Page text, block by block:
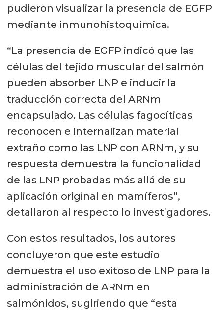
pudieron visualizar la presencia de EGFP
mediante inmunohistoquímica.
“La presencia de EGFP indicó que las
células del tejido muscular del salmón
pueden absorber LNP e inducir la
traducción correcta del ARNm
encapsulado. Las células fagocíticas
reconocen e internalizan material
extraño como las LNP con ARNm, y su
respuesta demuestra la funcionalidad
de las LNP probadas más allá de su
aplicación original en mamíferos”,
detallaron al respecto lo investigadores.
Con estos resultados, los autores
concluyeron que este estudio
demuestra el uso exitoso de LNP para la
administración de ARNm en
salmónidos, sugiriendo que “esta